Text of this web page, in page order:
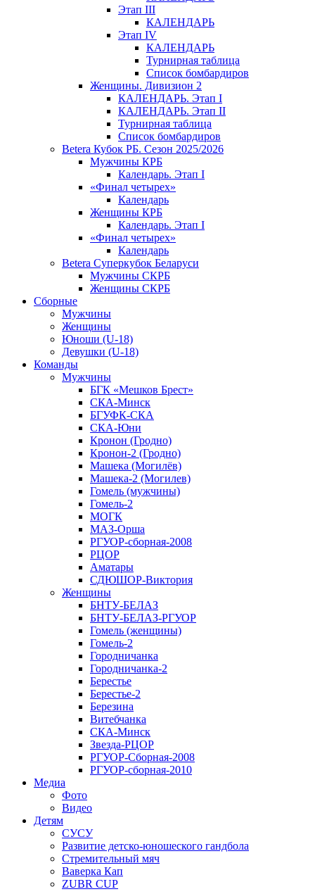
Этап III
КАЛЕНДАРЬ
Этап IV
КАЛЕНДАРЬ
Турнирная таблица
Список бомбардиров
Женщины. Дивизион 2
КАЛЕНДАРЬ. Этап I
КАЛЕНДАРЬ. Этап II
Турнирная таблица
Список бомбардиров
Betera Кубок РБ. Сезон 2025/2026
Мужчины КРБ
Календарь. Этап I
«Финал четырех»
Календарь
Женщины КРБ
Календарь. Этап I
«Финал четырех»
Календарь
Betera Суперкубок Беларуси
Мужчины СКРБ
Женщины СКРБ
Сборные
Мужчины
Женщины
Юноши (U-18)
Девушки (U-18)
Команды
Мужчины
БГК «Мешков Брест»
СКА-Минск
БГУФК-СКА
СКА-Юни
Кронон (Гродно)
Кронон-2 (Гродно)
Машека (Могилёв)
Машека-2 (Могилев)
Гомель (мужчины)
Гомель-2
МОГК
МАЗ-Орша
РГУОР-сборная-2008
РЦОР
Аматары
СДЮШОР-Виктория
Женщины
БНТУ-БЕЛАЗ
БНТУ-БЕЛАЗ-РГУОР
Гомель (женщины)
Гомель-2
Городничанка
Городничанка-2
Берестье
Берестье-2
Березина
Витебчанка
СКА-Минск
Звезда-РЦОР
РГУОР-Сборная-2008
РГУОР-сборная-2010
Медиа
Фото
Видео
Детям
СУСУ
Развитие детско-юношеского гандбола
Стремительный мяч
Ваверка Кап
ZUBR CUP